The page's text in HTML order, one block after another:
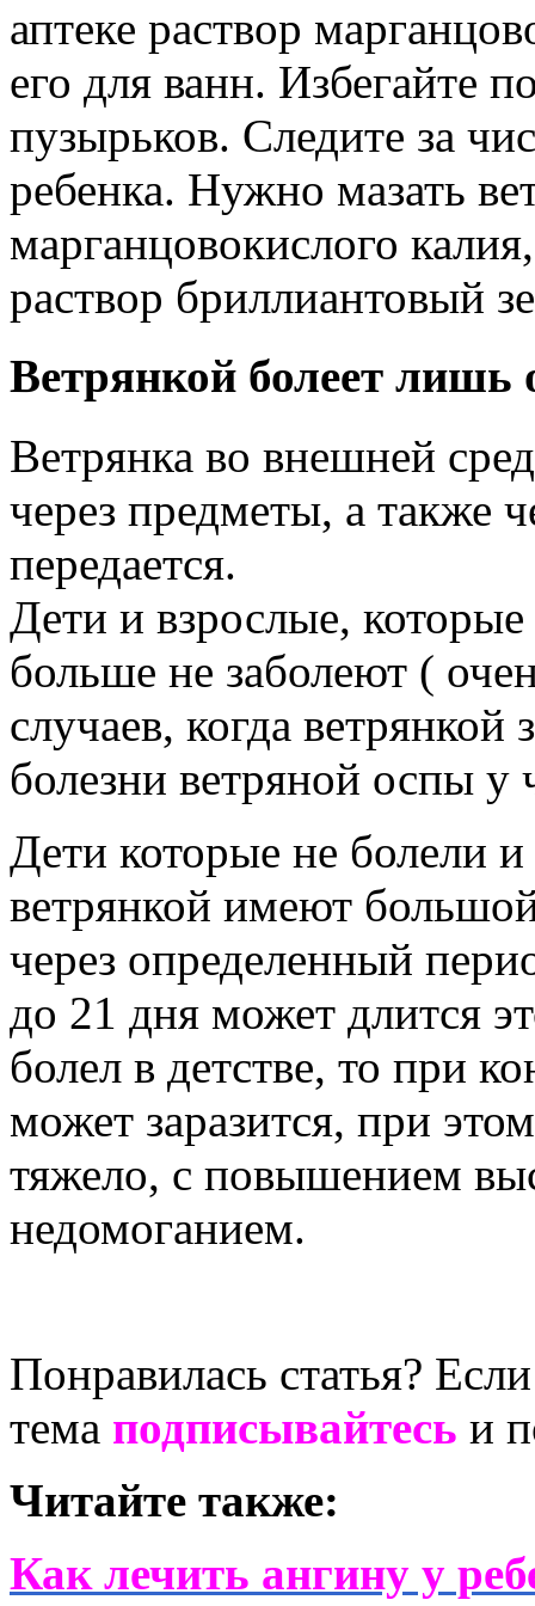
аптеке раствор
его для ванн. Избегайте
пузырьков. Следите за
ребенка. Нужно мазать
марганцовокислого
раствор бриллиантовый
Ветрянкой болеет
Ветрянка во внешней
через предметы, а также
передается.
Дети и взрослые,
больше не заболеют (
случаев, когда
болезни ветряной оспы у
Дети которые не болели
ветрянкой имеют
через определенный
до 21 дня может длится
болел в детстве, то при
может заразится, при
тяжело, с повышением
недомоганием.
Понравилась статья?
тема подписывайтесь и
Читайте также:
Как лечить ангину у